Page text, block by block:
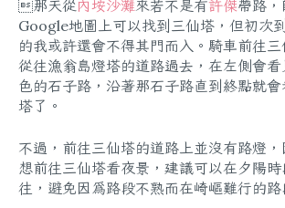
那天從內垵沙灘來若不是有許傑帶路
Google地圖上可以找到三仙塔，但初次
的我或許還會不得其門而入。騎車前往
從往漁翁島燈塔的道路過去，在左側會看
色的石子路，沿著那石子路直到終點就會
塔了。
不過，前往三仙塔的道路上並沒有路燈，
想前往三仙塔看夜景，建議可以在夕陽
往，避免因為路段不熟而在崎嶇難行的路